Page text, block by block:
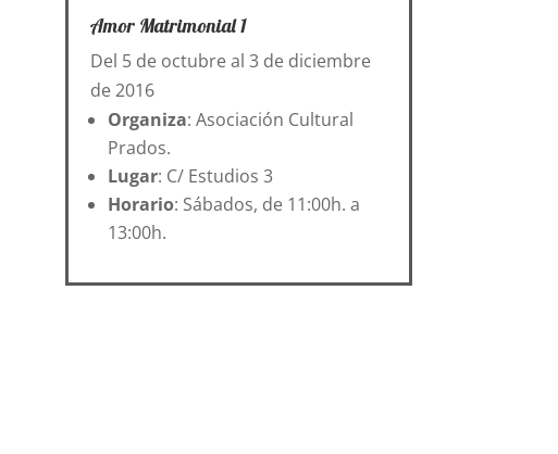
Amor Matrimonial 1
Del 5 de octubre al 3 de diciembre
de 2016
Organiza: Asociación Cultural
Prados.
Lugar: C/ Estudios 3
Horario: Sábados, de 11:00h. a
13:00h.